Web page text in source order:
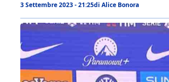
3 Settembre 2023 - 21:25di Alice Bonora